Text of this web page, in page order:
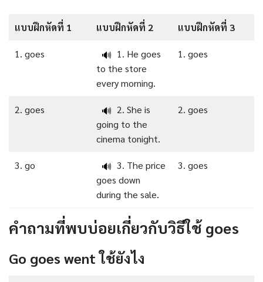
แบบฝึกหัดที่ 1 แบบฝึกหัดที่ 2 แบบฝึกหัดที่ 3
1. goes 🔊 1. He goes
to the store
every morning.
1. goes
2. goes 🔊 2. She is
going to the
cinema tonight.
2. goes
3. go 🔊 3. The price
goes down
during the sale.
3. goes
คำถามที่พบบ่อยเกี่ยวกับวิธีใช้ goes
Go goes went ใช้ยังไง